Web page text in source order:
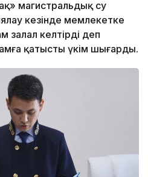
магистральдық су
кезінде мемлекетке
залал келтірді деп
қатысты үкім шығарды.